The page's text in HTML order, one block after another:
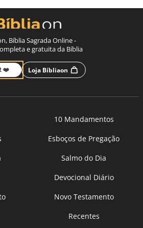
Bíblia Sagrada Online -
e gratuita da Bíblia
❤️ Loja Bíbliaon
10 Mandamentos
Esboços de Pregação
Salmo do Dia
Devocional Diário
Novo Testamento
Recentes